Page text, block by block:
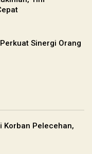
Sinergi Orang
Korban Pelecehan,